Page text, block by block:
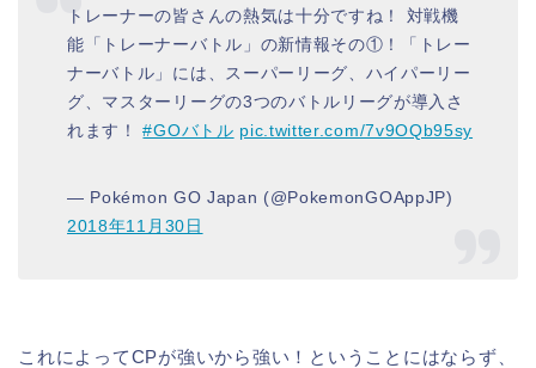
トレーナーの皆さんの熱気は十分ですね！ 対戦機
能「トレーナーバトル」の新情報その①！「トレー
ナーバトル」には、スーパーリーグ、ハイパーリー
グ、マスターリーグの3つのバトルリーグが導入さ
れます！#GOバトル pic.twitter.com/7v9OQb95sy
— Pokémon GO Japan (@PokemonGOAppJP)
2018年11月30日
これによってCPが強いから強い！ということにはならず、